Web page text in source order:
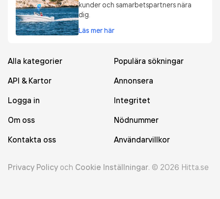
kunder och samarbetspartners nära
dig.
Läs mer här
Alla kategorier
Populära sökningar
API & Kartor
Annonsera
Logga in
Integritet
Om oss
Nödnummer
Kontakta oss
Användarvillkor
Privacy Policy och Cookie Inställningar. © 2026 Hitta.se